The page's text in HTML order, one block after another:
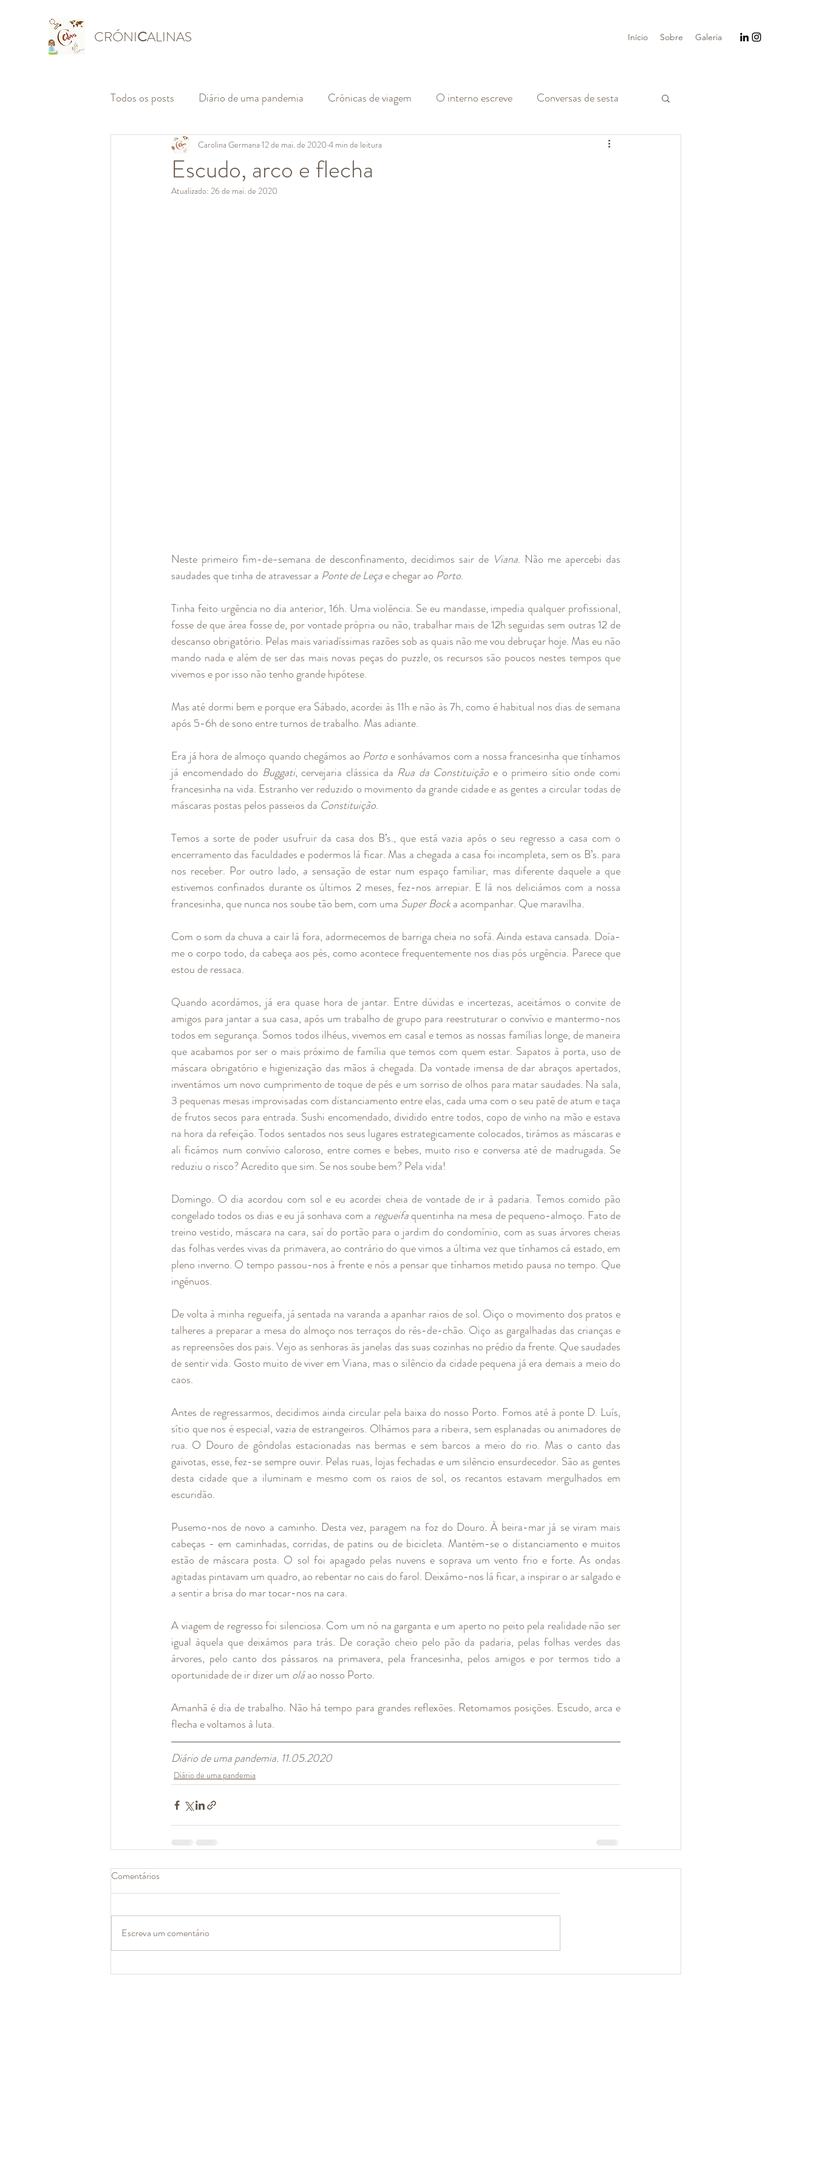
CRÓNICALINAS Início Sobre Galeria
Todos os posts Diário de uma pandemia Crónicas de viagem O interno escreve Conversas de sesta
Escudo, arco e flecha
Carolina Germana 12 de mai. de 2020 4 min de leitura
Atualizado: 26 de mai. de 2020
Neste primeiro fim-de-semana de desconfinamento, decidimos sair de Viana. Não me apercebi das
saudades que tinha de atravessar a Ponte de Leça e chegar ao Porto.
Tinha feito urgência no dia anterior, 16h. Uma violência. Se eu mandasse, impedia qualquer profissional,
fosse de que área fosse de, por vontade própria ou não, trabalhar mais de 12h seguidas sem outras 12 de
descanso obrigatório. Pelas mais variadíssimas razões sob as quais não me vou debruçar hoje. Mas eu não
mando nada e além de ser das mais novas peças do puzzle, os recursos são poucos nestes tempos que
vivemos e por isso não tenho grande hipótese.
Mas até dormi bem e porque era Sábado, acordei às 11h e não às 7h, como é habitual nos dias de semana
após 5-6h de sono entre turnos de trabalho. Mas adiante.
Era já hora de almoço quando chegámos ao Porto e sonhávamos com a nossa francesinha que tínhamos
já encomendado do Buggati, cervejaria clássica da Rua da Constituição e o primeiro sítio onde comi
francesinha na vida. Estranho ver reduzido o movimento da grande cidade e as gentes a circular todas de
máscaras postas pelos passeios da Constituição.
Temos a sorte de poder usufruir da casa dos B’s., que está vazia após o seu regresso a casa com o
encerramento das faculdades e podermos lá ficar. Mas a chegada a casa foi incompleta, sem os B’s. para
nos receber. Por outro lado, a sensação de estar num espaço familiar, mas diferente daquele a que
estivemos confinados durante os últimos 2 meses, fez-nos arrepiar. E lá nos deliciámos com a nossa
francesinha, que nunca nos soube tão bem, com uma Super Bock a acompanhar. Que maravilha.
Com o som da chuva a cair lá fora, adormecemos de barriga cheia no sofá. Ainda estava cansada. Doía-
me o corpo todo, da cabeça aos pés, como acontece frequentemente nos dias pós urgência. Parece que
estou de ressaca.
Quando acordámos, já era quase hora de jantar. Entre dúvidas e incertezas, aceitámos o convite de
amigos para jantar a sua casa, após um trabalho de grupo para reestruturar o convívio e mantermo-nos
todos em segurança. Somos todos ilhéus, vivemos em casal e temos as nossas famílias longe, de maneira
que acabamos por ser o mais próximo de família que temos com quem estar. Sapatos à porta, uso de
máscara obrigatório e higienização das mãos à chegada. Da vontade imensa de dar abraços apertados,
inventámos um novo cumprimento de toque de pés e um sorriso de olhos para matar saudades. Na sala,
3 pequenas mesas improvisadas com distanciamento entre elas, cada uma com o seu patê de atum e taça
de frutos secos para entrada. Sushi encomendado, dividido entre todos, copo de vinho na mão e estava
na hora da refeição. Todos sentados nos seus lugares estrategicamente colocados, tirámos as máscaras e
ali ficámos num convívio caloroso, entre comes e bebes, muito riso e conversa até de madrugada. Se
reduziu o risco? Acredito que sim. Se nos soube bem? Pela vida!
Domingo. O dia acordou com sol e eu acordei cheia de vontade de ir à padaria. Temos comido pão
congelado todos os dias e eu já sonhava com a regueifa quentinha na mesa de pequeno-almoço. Fato de
treino vestido, máscara na cara, saí do portão para o jardim do condomínio, com as suas árvores cheias
das folhas verdes vivas da primavera, ao contrário do que vimos a última vez que tínhamos cá estado, em
pleno inverno. O tempo passou-nos à frente e nós a pensar que tínhamos metido pausa no tempo. Que
ingénuos.
De volta à minha regueifa, já sentada na varanda a apanhar raios de sol. Oiço o movimento dos pratos e
talheres a preparar a mesa do almoço nos terraços do rés-de-chão. Oiço as gargalhadas das crianças e
as repreensões dos pais. Vejo as senhoras às janelas das suas cozinhas no prédio da frente. Que saudades
de sentir vida. Gosto muito de viver em Viana, mas o silêncio da cidade pequena já era demais a meio do
caos.
Antes de regressarmos, decidimos ainda circular pela baixa do nosso Porto. Fomos até à ponte D. Luís,
sítio que nos é especial, vazia de estrangeiros. Olhámos para a ribeira, sem esplanadas ou animadores de
rua. O Douro de gôndolas estacionadas nas bermas e sem barcos a meio do rio. Mas o canto das
gaivotas, esse, fez-se sempre ouvir. Pelas ruas, lojas fechadas e um silêncio ensurdecedor. São as gentes
desta cidade que a iluminam e mesmo com os raios de sol, os recantos estavam mergulhados em
escuridão.
Pusemo-nos de novo a caminho. Desta vez, paragem na foz do Douro. À beira-mar já se viram mais
cabeças - em caminhadas, corridas, de patins ou de bicicleta. Mantém-se o distanciamento e muitos
estão de máscara posta. O sol foi apagado pelas nuvens e soprava um vento frio e forte. As ondas
agitadas pintavam um quadro, ao rebentar no cais do farol. Deixámo-nos lá ficar, a inspirar o ar salgado e
a sentir a brisa do mar tocar-nos na cara.
A viagem de regresso foi silenciosa. Com um nó na garganta e um aperto no peito pela realidade não ser
igual àquela que deixámos para trás. De coração cheio pelo pão da padaria, pelas folhas verdes das
árvores, pelo canto dos pássaros na primavera, pela francesinha, pelos amigos e por termos tido a
oportunidade de ir dizer um olá ao nosso Porto.
Amanhã é dia de trabalho. Não há tempo para grandes reflexões. Retomamos posições. Escudo, arca e
flecha e voltamos à luta.
Diário de uma pandemia. 11.05.2020
Diário de uma pandemia
Comentários
Escreva um comentário